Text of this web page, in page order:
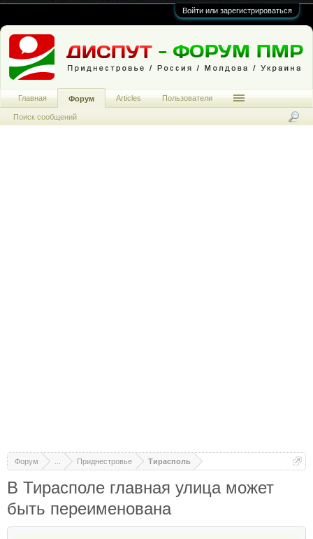
Войти или зарегистрироваться
Форум Приднестровье Тирасполь
В Тирасполе главная улица может
быть переименована
Главная Форум
Поиск сообщений
Articles Пользователи